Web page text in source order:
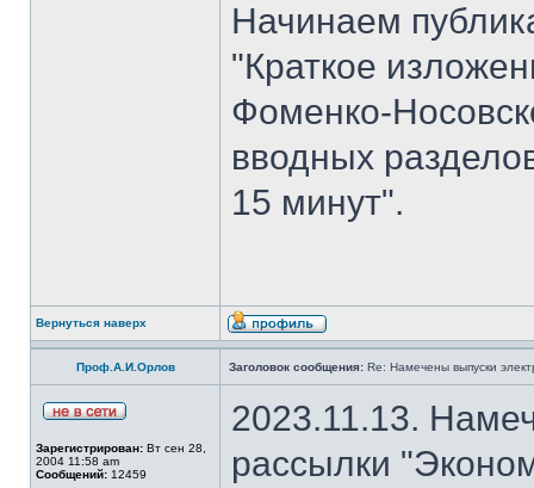
Начинаем
"Краткое
Фоменко-
вводных
15 минут".
Вернуться наверх
Проф.А.И.Орлов Заголовок сообщения: Re: Намечены выпуски
Зарегистрирован: Вт сен 28,
2004 11:58 am
Сообщений: 12459
2023.11.13.
рассылки